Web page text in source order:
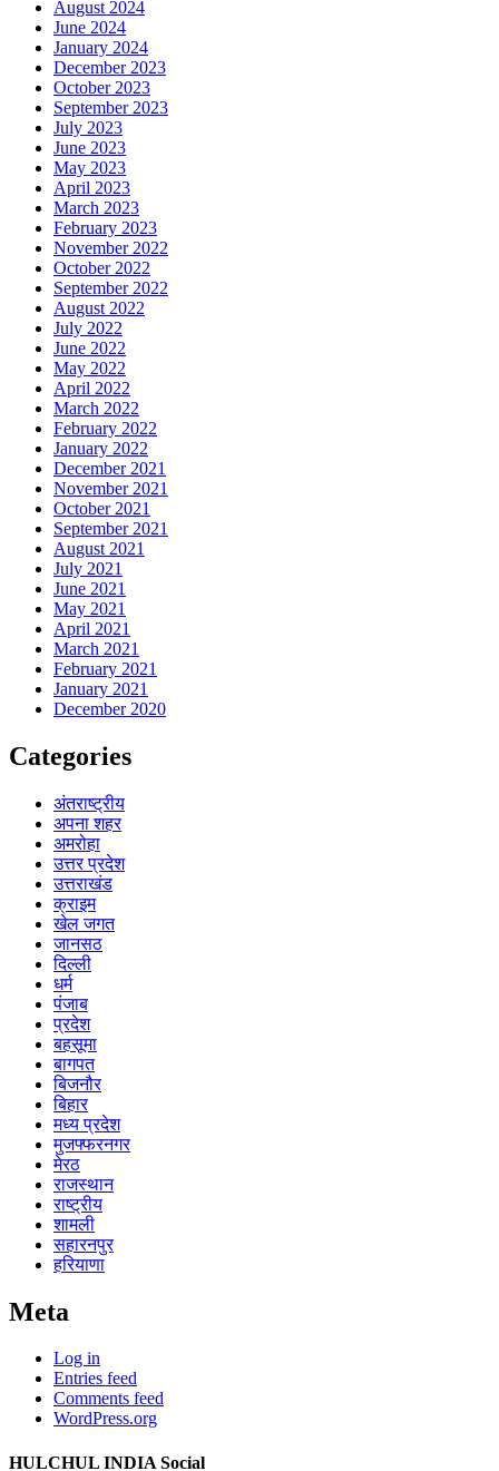
August 2024
June 2024
January 2024
December 2023
October 2023
September 2023
July 2023
June 2023
May 2023
April 2023
March 2023
February 2023
November 2022
October 2022
September 2022
August 2022
July 2022
June 2022
May 2022
April 2022
March 2022
February 2022
January 2022
December 2021
November 2021
October 2021
September 2021
August 2021
July 2021
June 2021
May 2021
April 2021
March 2021
February 2021
January 2021
December 2020
Categories
अंतराष्ट्रीय
अपना शहर
अमरोहा
उत्तर प्रदेश
उत्तराखंड
क्राइम
खेल जगत
जानसठ
दिल्ली
धर्म
पंजाब
प्रदेश
बहसूमा
बागपत
बिजनौर
बिहार
मध्य प्रदेश
मुजफ्फरनगर
मेरठ
राजस्थान
राष्ट्रीय
शामली
सहारनपुर
हरियाणा
Meta
Log in
Entries feed
Comments feed
WordPress.org
HULCHUL INDIA Social